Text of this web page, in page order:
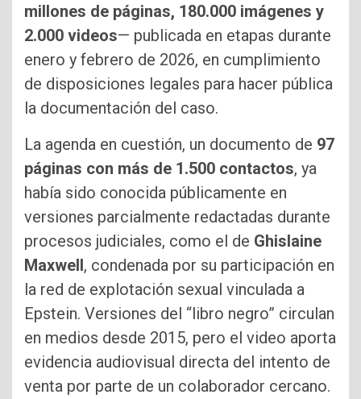
millones de páginas, 180.000 imágenes y
2.000 videos— publicada en etapas durante
enero y febrero de 2026, en cumplimiento
de disposiciones legales para hacer pública
la documentación del caso.
La agenda en cuestión, un documento de 97
páginas con más de 1.500 contactos, ya
había sido conocida públicamente en
versiones parcialmente redactadas durante
procesos judiciales, como el de Ghislaine
Maxwell, condenada por su participación en
la red de explotación sexual vinculada a
Epstein. Versiones del “libro negro” circulan
en medios desde 2015, pero el video aporta
evidencia audiovisual directa del intento de
venta por parte de un colaborador cercano.